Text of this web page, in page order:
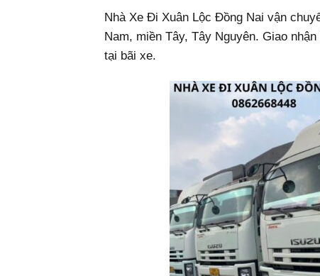
Nhà Xe Đi Xuân Lộc Đồng Nai vận
Nam, miền Tây, Tây Nguyên. Giao
tại bãi xe.